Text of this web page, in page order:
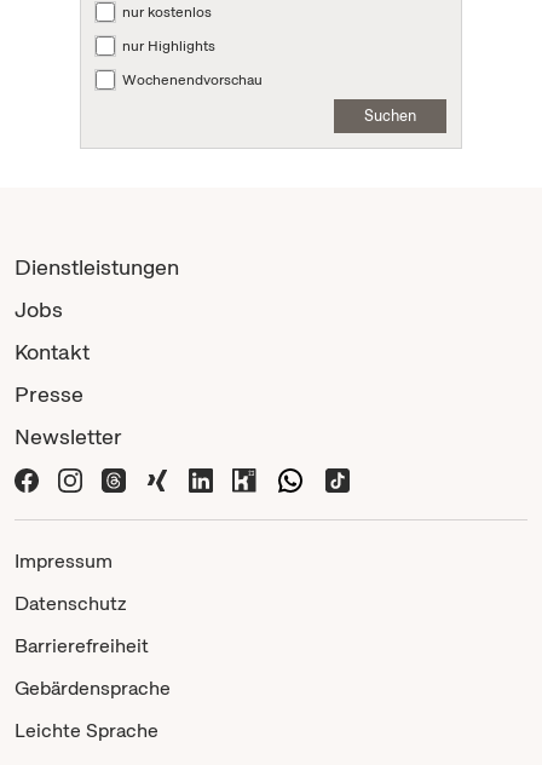
nur kostenlos
nur Highlights
Wochenendvorschau
Suchen
Dienstleistungen
Jobs
Kontakt
Presse
Newsletter
Impressum
Datenschutz
Barrierefreiheit
Gebärdensprache
Leichte Sprache